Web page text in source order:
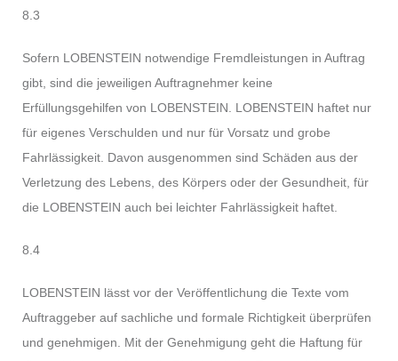
8.3
Sofern LOBENSTEIN notwendige Fremdleistungen in Auftrag
gibt, sind die jeweiligen Auftragnehmer keine
Erfüllungsgehilfen von LOBENSTEIN. LOBENSTEIN haftet nur
für eigenes Verschulden und nur für Vorsatz und grobe
Fahrlässigkeit. Davon ausgenommen sind Schäden aus der
Verletzung des Lebens, des Körpers oder der Gesundheit, für
die LOBENSTEIN auch bei leichter Fahrlässigkeit haftet.
8.4
LOBENSTEIN lässt vor der Veröffentlichung die Texte vom
Auftraggeber auf sachliche und formale Richtigkeit überprüfen
und genehmigen. Mit der Genehmigung geht die Haftung für